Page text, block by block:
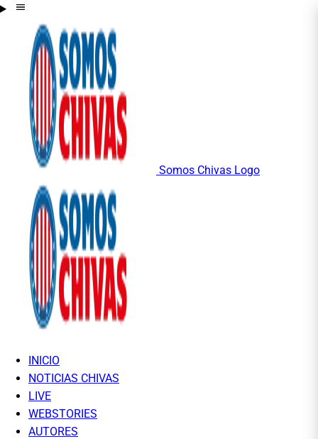
Somos Chivas Logo
INICIO
NOTICIAS CHIVAS
LIVE
WEBSTORIES
AUTORES